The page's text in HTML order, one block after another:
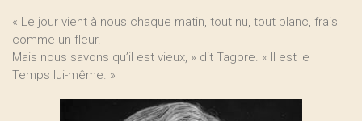
« Le jour vient à nous chaque matin, tout nu, tout blanc, frais
comme un fleur.
Mais nous savons qu’il est vieux, » dit Tagore. « Il est le
Temps lui-même. »